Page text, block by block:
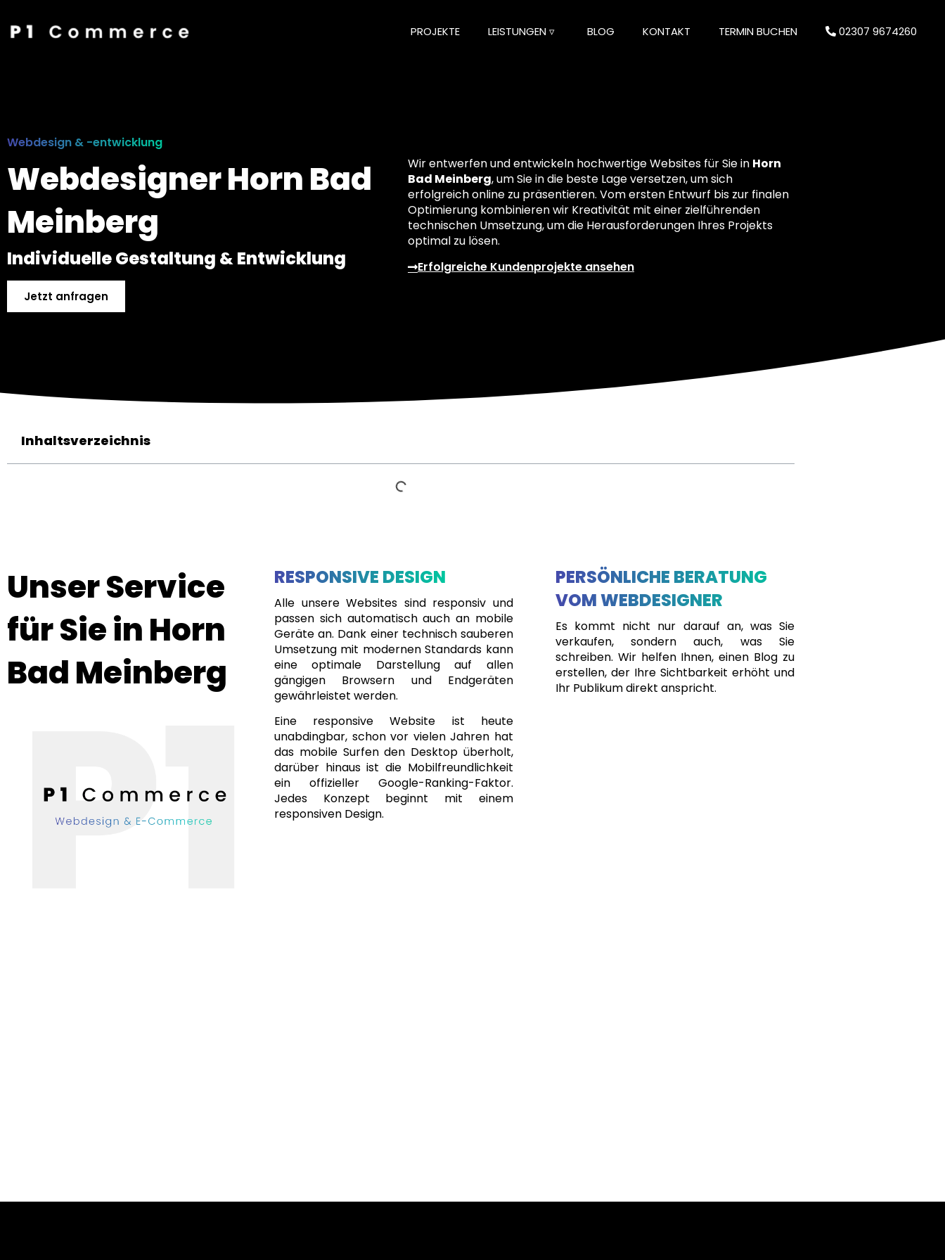
PROJEKTE LEISTUNGEN ▿ BLOG KONTAKT TERMIN BUCHEN 02307 9674260
Webdesign & -entwicklung
Webdesigner Horn Bad
Meinberg
Individuelle Gestaltung & Entwicklung
Jetzt anfragen
Wir entwerfen und entwickeln hochwertige Websites für Sie in Horn
Bad Meinberg, um Sie in die beste Lage versetzen, um sich
erfolgreich online zu präsentieren. Vom ersten Entwurf bis zur finalen
Optimierung kombinieren wir Kreativität mit einer zielführenden
technischen Umsetzung, um die Herausforderungen Ihres Projekts
optimal zu lösen.
Erfolgreiche Kundenprojekte ansehen
Inhaltsverzeichnis
Unser Service
für Sie in Horn
Bad Meinberg
RESPONSIVE DESIGN
Alle unsere Websites sind responsiv und
passen sich automatisch auch an mobile
Geräte an. Dank einer technisch sauberen
Umsetzung mit modernen Standards kann
eine optimale Darstellung auf allen
gängigen Browsern und Endgeräten
gewährleistet werden.
Eine responsive Website ist heute
unabdingbar, schon vor vielen Jahren hat
das mobile Surfen den Desktop überholt,
darüber hinaus ist die Mobilfreundlichkeit
ein offizieller Google-Ranking-Faktor.
Jedes Konzept beginnt mit einem
responsiven Design.
PERSÖNLICHE BERATUNG
VOM WEBDESIGNER
Es kommt nicht nur darauf an, was Sie
verkaufen, sondern auch, was Sie
schreiben. Wir helfen Ihnen, einen Blog zu
erstellen, der Ihre Sichtbarkeit erhöht und
Ihr Publikum direkt anspricht.